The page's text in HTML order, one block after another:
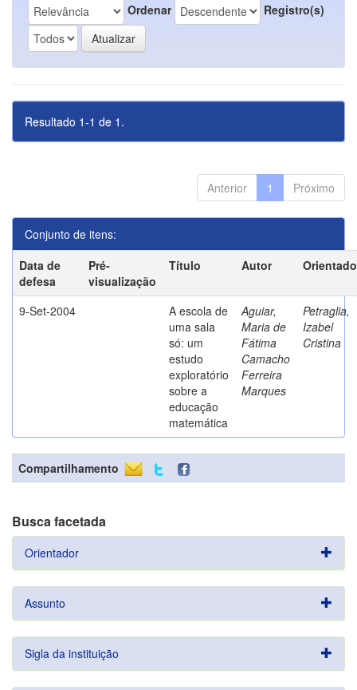
Ordenar Registro(s)
Resultado 1-1 de 1.
Anterior 1 Próximo
Conjunto de itens:
Data de
defesa
Pré-
visualização
Título Autor
9-Set-2004
A escola de
uma sala
só: um
estudo
exploratório
sobre a
educação
matemática
Aguiar,
Maria de
Fátima
Camacho
Ferreira
Marques
Petraglia,
Izabel
Cristina
Compartilhamento
Busca facetada
Orientador
Assunto
Sigla da instituição